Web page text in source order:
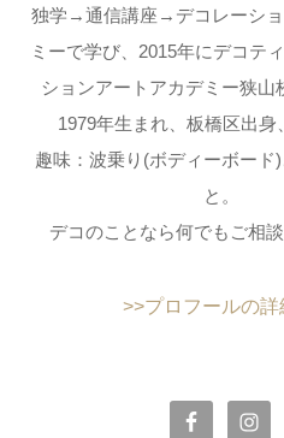
独学→通信講座→デコレーシ
ミーで学び、2015年にデコテ
ションアートアカデミー狭山
1979年生まれ、板橋区出身
趣味：波乗り(ボディーボード
と。
デコのことなら何でもご相
>>プロフールの